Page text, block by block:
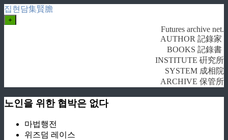
집현담集賢膽
+
Futures archive net.
AUTHOR 記錄家
BOOKS 記錄書
INSTITUTE 硏究所
SYSTEM 成相院
ARCHIVE 保管所
노인을 위한 협박은 없다
마법행전
위즈덤 레이스